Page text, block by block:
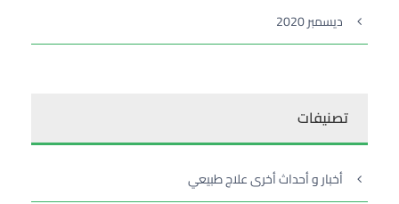
ديسمبر 2020
تصنيفات
أخبار و أحداث أخرى علاج طبيعي